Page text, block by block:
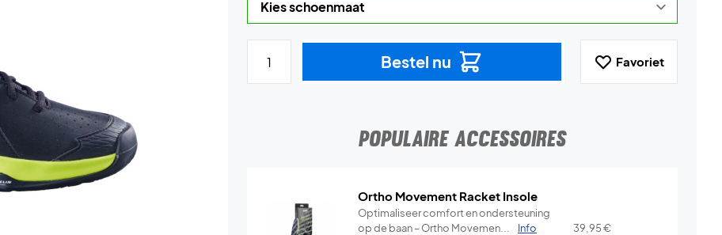
Bestel nu Favoriet
POPULAIRE ACCESSOIRES
Ortho Movement Racket Insole
Optimaliseer comfort en ondersteuning
op de baan – Ortho Movemen...
Info 39,95€